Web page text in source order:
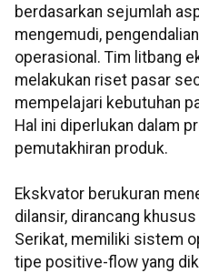
berdasarkan sejumlah
mengemudi,
operasional. Tim litbang
melakukan riset pasar
mempelajari kebutuhan
Hal ini diperlukan dalam
pemutakhiran produk.
Ekskvator berukuran
dilansir, dirancang
Serikat, memiliki sistem
tipe positive-flow yang